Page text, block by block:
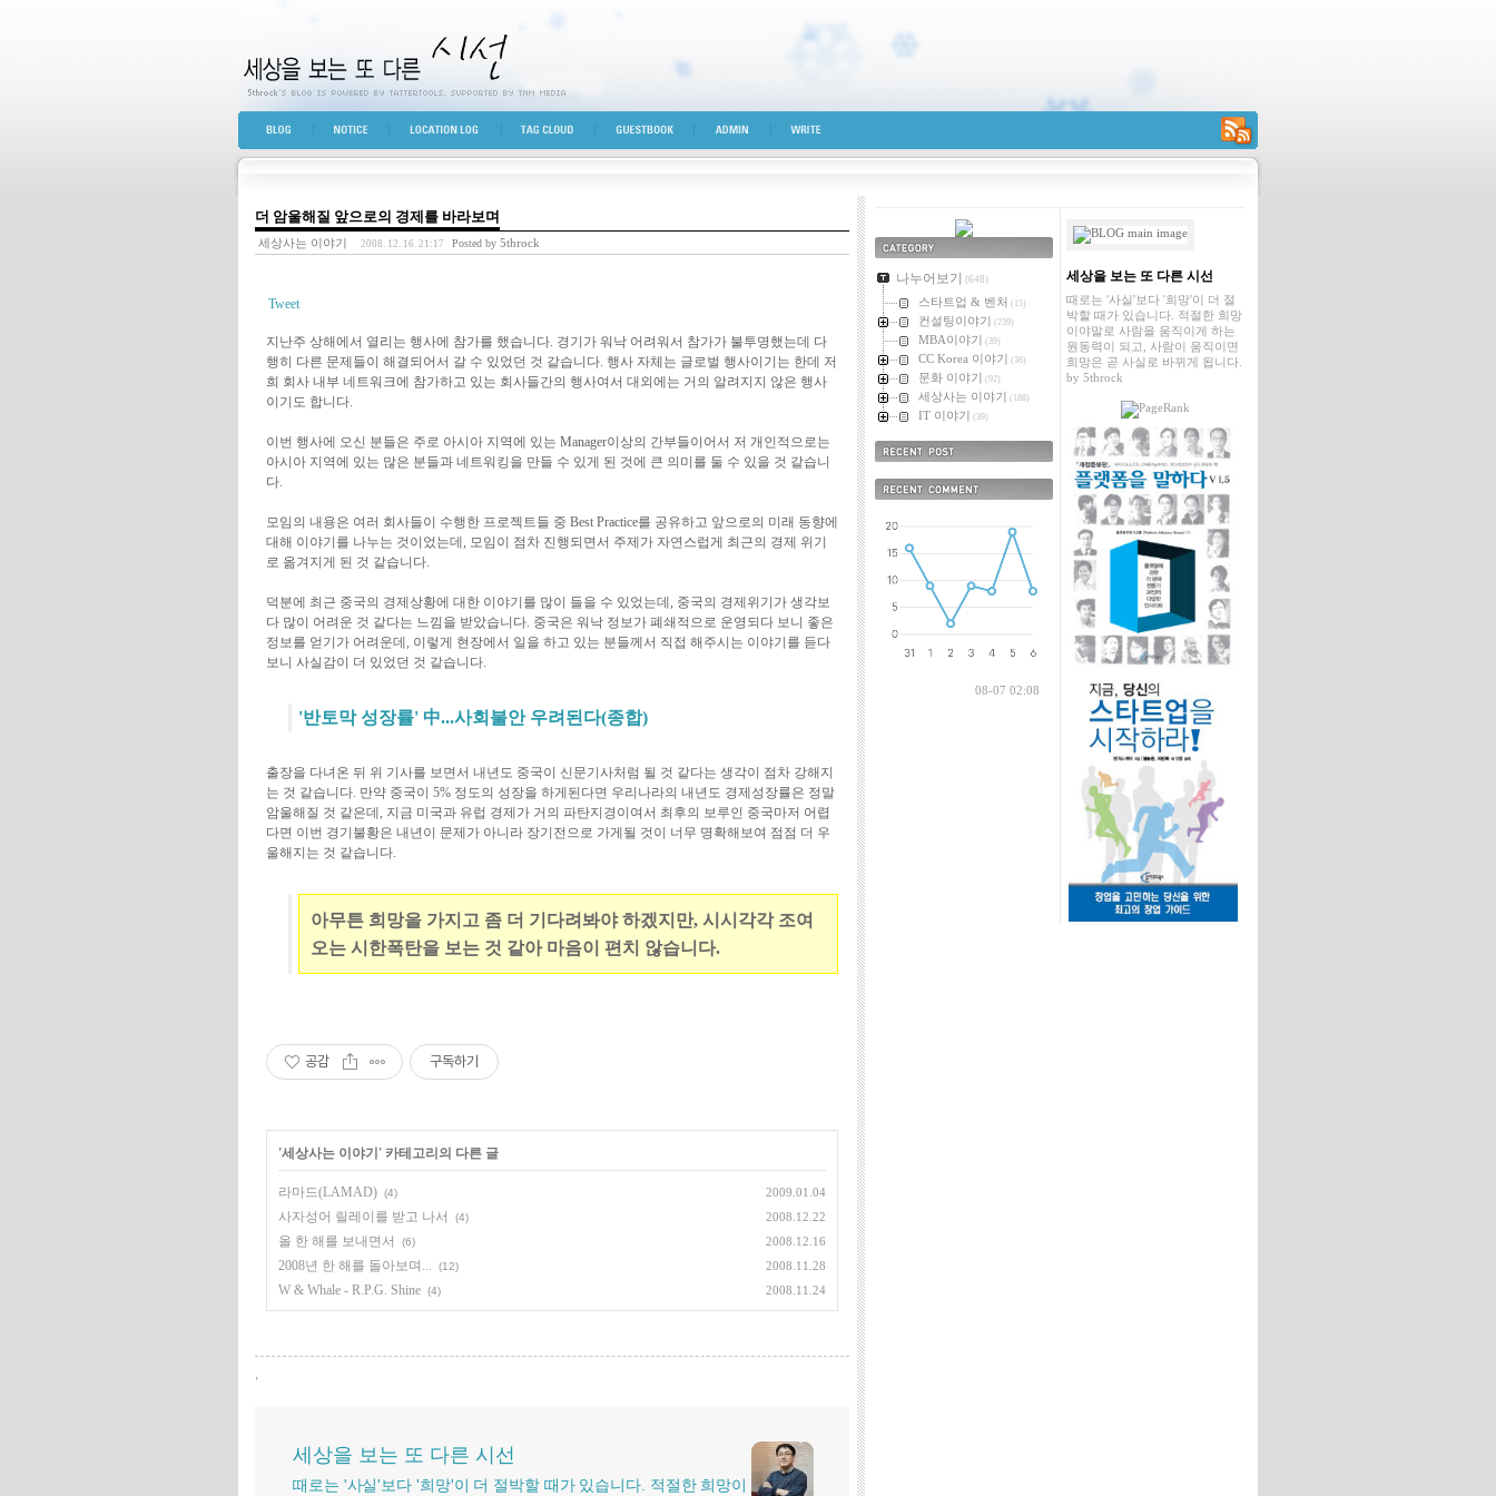
세상을 보는 또 다른 시선
BLOG TOP NOTICE LOCATION LOG TAG CLOUD GUESTBOOK ADMIN WRITE RSS
더 암울해질 앞으로의 경제를 바라보며
세상사는 이야기 2008. 12. 16. 21:17 Posted by 5throck
Tweet
지난주 상해에서 열리는 행사에 참가를 했습니다. 경기가 워낙 어려워서 참가가 불투명했는데 다
행히 다른 문제들이 해결되어서 갈 수 있었던 것 같습니다. 행사 자체는 글로벌 행사이기는 한데 저
희 회사 내부 네트워크에 참가하고 있는 회사들간의 행사여서 대외에는 거의 알려지지 않은 행사
이기도 합니다.
이번 행사에 오신 분들은 주로 아시아 지역에 있는 Manager이상의 간부들이어서 저 개인적으로는
아시아 지역에 있는 많은 분들과 네트워킹을 만들 수 있게 된 것에 큰 의미를 둘 수 있을 것 같습니
다.
모임의 내용은 여러 회사들이 수행한 프로젝트들 중 Best Practice를 공유하고 앞으로의 미래 동향에
대해 이야기를 나누는 것이었는데, 모임이 점차 진행되면서 주제가 자연스럽게 최근의 경제 위기
로 옮겨지게 된 것 같습니다.
덕분에 최근 중국의 경제상황에 대한 이야기를 많이 들을 수 있었는데, 중국의 경제위기가 생각보
다 많이 어려운 것 같다는 느낌을 받았습니다. 중국은 워낙 정보가 폐쇄적으로 운영되다 보니 좋은
정보를 얻기가 어려운데, 이렇게 현장에서 일을 하고 있는 분들께서 직접 해주시는 이야기를 듣다
보니 사실감이 더 있었던 것 같습니다.
'반토막 성장률' 中...사회불안 우려된다(종합)
출장을 다녀온 뒤 위 기사를 보면서 내년도 중국이 신문기사처럼 될 것 같다는 생각이 점차 강해지
는 것 같습니다. 만약 중국이 5% 정도의 성장을 하게된다면 우리나라의 내년도 경제성장률은 정말
암울해질 것 같은데, 지금 미국과 유럽 경제가 거의 파탄지경이여서 최후의 보루인 중국마저 어렵
다면 이번 경기불황은 내년이 문제가 아니라 장기전으로 가게될 것이 너무 명확해보여 점점 더 우
울해지는 것 같습니다.
아무튼 희망을 가지고 좀 더 기다려봐야 하겠지만, 시시각각 조여
오는 시한폭탄을 보는 것 같아 마음이 편치 않습니다.
공감 구독하기
'세상사는 이야기 ' 카테고리의 다른 글
라마드(LAMAD) (4) 2009.01.04
사자성어 릴레이를 받고 나서 (4) 2008.12.22
올 한 해를 보내면서 (6) 2008.12.16
2008년 한 해를 돌아보며... (12) 2008.11.28
W & Whale - R.P.G. Shine (4) 2008.11.24
,
세상을 보는 또 다른 시선
때로는 '사실'보다 '희망'이 더 절박할 때가 있습니다. 적절한 희망이
카테고리
나누어보기 (648)
스타트업 & 벤처 (15)
컨설팅이야기 (239)
MBA이야기 (39)
CC Korea 이야기 (36)
문화 이야기 (92)
세상사는 이야기 (188)
IT 이야기 (39)
08-07 02:08
세상을 보는 또 다른 시선
때로는 '사실'보다 '희망'이 더 절
박할 때가 있습니다. 적절한 희망
이야말로 사람을 움직이게 하는
원동력이 되고, 사람이 움직이면
희망은 곧 사실로 바뀌게 됩니다.
by 5throck